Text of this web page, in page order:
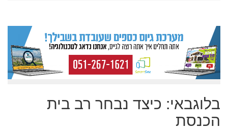
בלוגבאי: כיצד נבחר רב בית
הכנסת